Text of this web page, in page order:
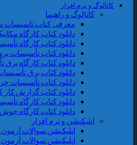
کاتالوگ و نرم افزار
کاتالوگ و راهنما
معرفی کتاب تاسیسات
دانلود کتاب کارگاه
دانلود کتاب کارگاه
دانلود کتاب تأسیسات
دانلود کتاب کارگاه
دانلود کتاب برق
دانلود کتاب تأسیسات
دانلود کتاب گزارش کار
دانلود کتاب کارگاه
دانلود کتاب کارگاه جوش 3
اپلیکیشن و نرم افزار
اپلیکیشن سوالات
اپلیکیشن سوالات